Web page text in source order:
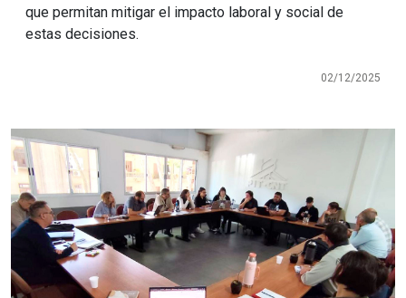
que permitan mitigar el impacto laboral y social de
estas decisiones.
02/12/2025
Imagen